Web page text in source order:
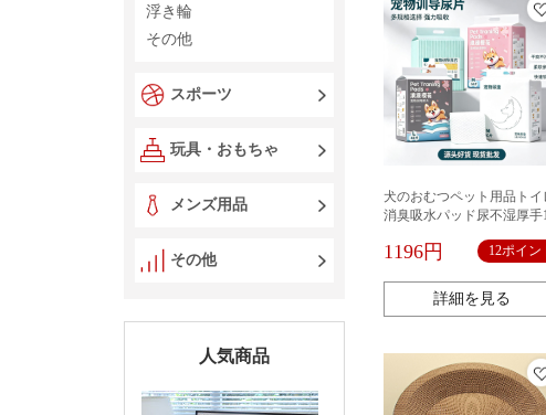
浮き輪
その他
スポーツ
玩具・おもちゃ
メンズ用品
その他
人気商品
犬のおむつペット用品トイ
消臭吸水パッド尿不湿厚手
1196円 12ポイン
詳細を見る